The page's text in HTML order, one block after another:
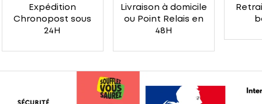
Expédition
Chronopost sous
24H
Livraison à domicile
ou Point Relais en
48H